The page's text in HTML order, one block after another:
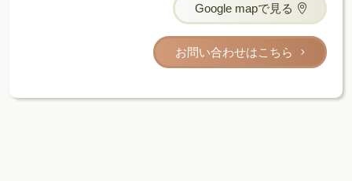
Google mapで見る
お問い合わせはこちら